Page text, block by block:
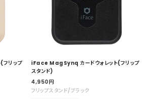
リップ
iFace MagSynq カードウォレット(フリップ
スタンド)
セ
ー
4,950円
フリップスタンド/ブラック